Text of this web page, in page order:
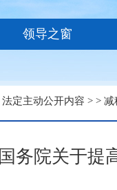
法定主动公开内容 > > 减
国务院关于提